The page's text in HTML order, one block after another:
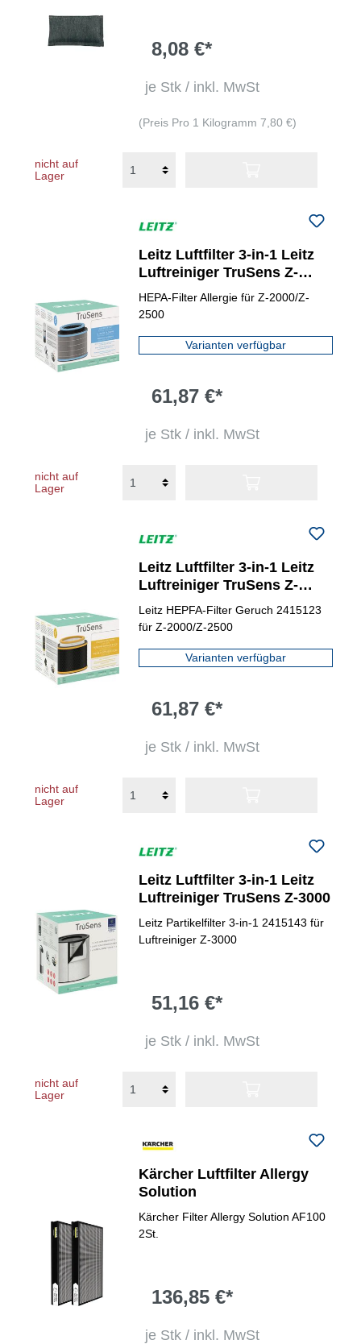
8,08 €*
je Stk / inkl. MwSt
(Preis Pro 1 Kilogramm 7,80 €)
nicht auf
Lager
Leitz Luftfilter 3-in-1 Leitz
Luftreiniger TruSens Z-
2000, Z-2500
HEPA-Filter Allergie für Z-2000/Z-
2500
Varianten verfügbar
61,87 €*
je Stk / inkl. MwSt
nicht auf
Lager
Leitz Luftfilter 3-in-1 Leitz
Luftreiniger TruSens Z-
2000, Z-2500
Leitz HEPFA-Filter Geruch 2415123
für Z-2000/Z-2500
Varianten verfügbar
61,87 €*
je Stk / inkl. MwSt
nicht auf
Lager
Leitz Luftfilter 3-in-1 Leitz
Luftreiniger TruSens Z-3000
Leitz Partikelfilter 3-in-1 2415143 für
Luftreiniger Z-3000
51,16 €*
je Stk / inkl. MwSt
nicht auf
Lager
Kärcher Luftfilter Allergy
Solution
Kärcher Filter Allergy Solution AF100
2St.
136,85 €*
je Stk / inkl. MwSt